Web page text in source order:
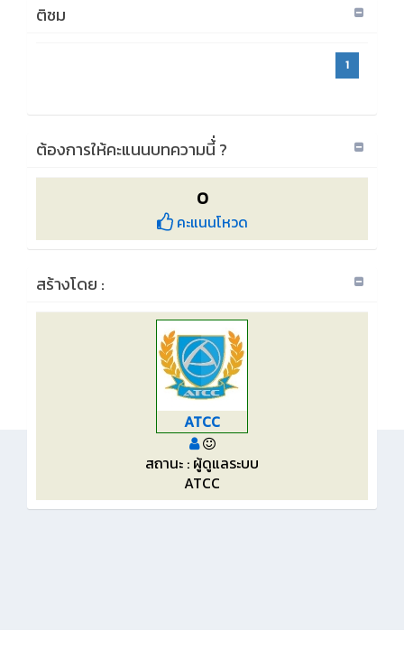
ติชม
1
ต้องการให้คะแนนบทความนี้่ ?
0
คะแนนโหวด
สร้างโดย :
ATCC
สถานะ : ผู้ดูแลระบบ
ATCC